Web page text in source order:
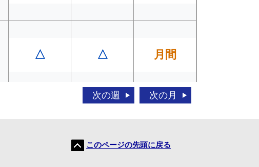
△ △ 月間
22日
次の月
次の週
このページの先頭に戻る